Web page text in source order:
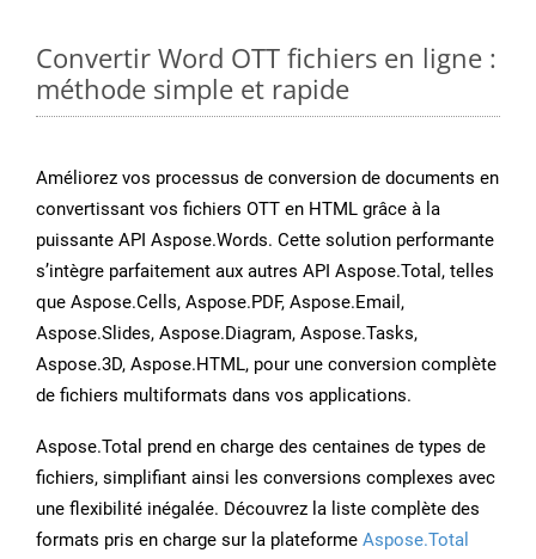
Convertir Word OTT fichiers en ligne :
méthode simple et rapide
Améliorez vos processus de conversion de documents en
convertissant vos fichiers OTT en HTML grâce à la
puissante API Aspose.Words. Cette solution performante
s’intègre parfaitement aux autres API Aspose.Total, telles
que Aspose.Cells, Aspose.PDF, Aspose.Email,
Aspose.Slides, Aspose.Diagram, Aspose.Tasks,
Aspose.3D, Aspose.HTML, pour une conversion complète
de fichiers multiformats dans vos applications.
Aspose.Total prend en charge des centaines de types de
fichiers, simplifiant ainsi les conversions complexes avec
une flexibilité inégalée. Découvrez la liste complète des
formats pris en charge sur la plateforme Aspose.Total